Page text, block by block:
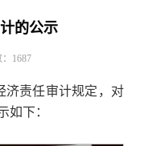
的公示
1687
济责任审计规定，对
如下：